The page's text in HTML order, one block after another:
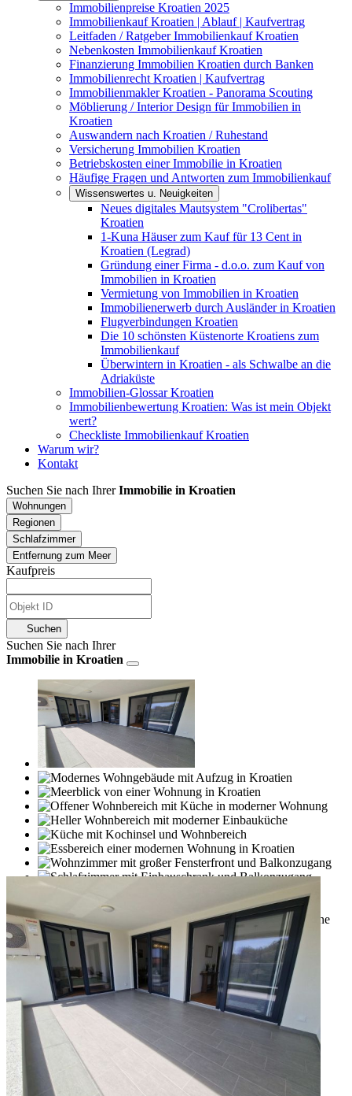
Immobilienpreise Kroatien 2025
Immobilienkauf Kroatien | Ablauf | Kaufvertrag
Leitfaden / Ratgeber Immobilienkauf Kroatien
Nebenkosten Immobilienkauf Kroatien
Finanzierung Immobilien Kroatien durch Banken
Immobilienrecht Kroatien | Kaufvertrag
Immobilienmakler Kroatien - Panorama Scouting
Möblierung / Interior Design für Immobilien in
Kroatien
Auswandern nach Kroatien / Ruhestand
Versicherung Immobilien Kroatien
Betriebskosten einer Immobilie in Kroatien
Häufige Fragen und Antworten zum Immobilienkauf
Wissenswertes u. Neuigkeiten
Neues digitales Mautsystem "Crolibertas"
Kroatien
1-Kuna Häuser zum Kauf für 13 Cent in
Kroatien (Legrad)
Gründung einer Firma - d.o.o. zum Kauf von
Immobilien in Kroatien
Vermietung von Immobilien in Kroatien
Immobilienerwerb durch Ausländer in Kroatien
Flugverbindungen Kroatien
Die 10 schönsten Küstenorte Kroatiens zum
Immobilienkauf
Überwintern in Kroatien - als Schwalbe an die
Adriaküste
Immobilien-Glossar Kroatien
Immobilienbewertung Kroatien: Was ist mein Objekt
wert?
Checkliste Immobilienkauf Kroatien
Warum wir?
Kontakt
Suchen Sie nach IhrerImmobilie in Kroatien
Wohnungen
Regionen
Schlafzimmer
Entfernung zum Meer
Kaufpreis
Suchen
Suchen Sie nach Ihrer
Immobilie in Kroatien